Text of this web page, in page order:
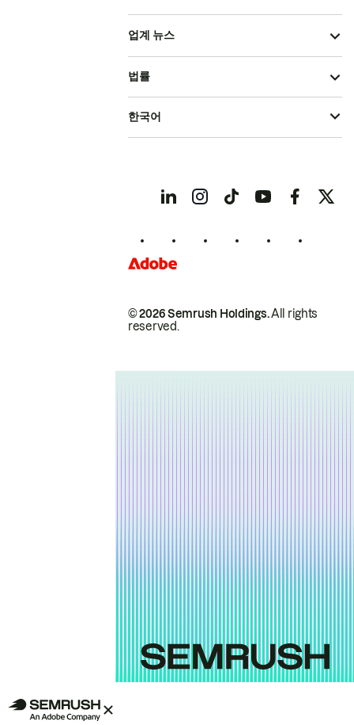
업계 뉴스
© 2026 Semrush Holdings.All rights
reserved.
법률
한국어